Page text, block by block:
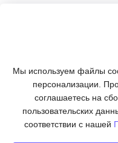
КАТАЛОГ
ПОДПИСКА
Мы используем файлы
персонализации.
соглашаетесь на
пользовательских
соответствии с нашей